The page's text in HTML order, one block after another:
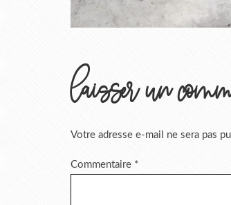
laisser un
Votre adresse e-mail ne sera pas
Commentaire *